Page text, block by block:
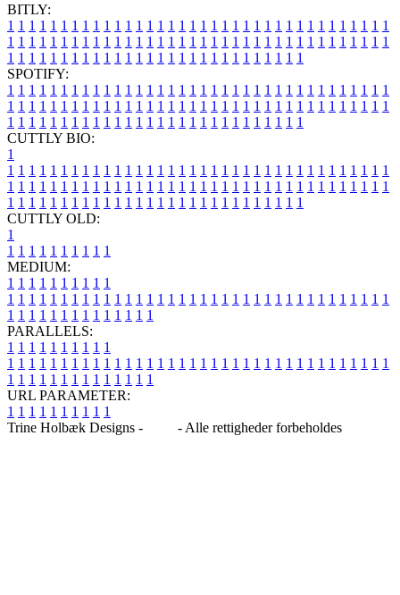
BITLY:
1 1 1 1 1 1 1 1 1 1 1 1 1 1 1 1 1 1 1 1 1 1 1 1 1 1 1 1 1 1 1 1 1 1 1 1
1 1 1 1 1 1 1 1 1 1 1 1 1 1 1 1 1 1 1 1 1 1 1 1 1 1 1 1 1 1 1 1 1 1 1 1
1 1 1 1 1 1 1 1 1 1 1 1 1 1 1 1 1 1 1 1 1 1 1 1 1 1 1 1
SPOTIFY:
1 1 1 1 1 1 1 1 1 1 1 1 1 1 1 1 1 1 1 1 1 1 1 1 1 1 1 1 1 1 1 1 1 1 1 1
1 1 1 1 1 1 1 1 1 1 1 1 1 1 1 1 1 1 1 1 1 1 1 1 1 1 1 1 1 1 1 1 1 1 1 1
1 1 1 1 1 1 1 1 1 1 1 1 1 1 1 1 1 1 1 1 1 1 1 1 1 1 1 1
CUTTLY BIO:
1
1 1 1 1 1 1 1 1 1 1 1 1 1 1 1 1 1 1 1 1 1 1 1 1 1 1 1 1 1 1 1 1 1 1 1 1
1 1 1 1 1 1 1 1 1 1 1 1 1 1 1 1 1 1 1 1 1 1 1 1 1 1 1 1 1 1 1 1 1 1 1 1
1 1 1 1 1 1 1 1 1 1 1 1 1 1 1 1 1 1 1 1 1 1 1 1 1 1 1 1
CUTTLY OLD:
1
1 1 1 1 1 1 1 1 1 1
MEDIUM:
1 1 1 1 1 1 1 1 1 1
1 1 1 1 1 1 1 1 1 1 1 1 1 1 1 1 1 1 1 1 1 1 1 1 1 1 1 1 1 1 1 1 1 1 1 1
1 1 1 1 1 1 1 1 1 1 1 1 1 1
PARALLELS:
1 1 1 1 1 1 1 1 1 1
1 1 1 1 1 1 1 1 1 1 1 1 1 1 1 1 1 1 1 1 1 1 1 1 1 1 1 1 1 1 1 1 1 1 1 1
1 1 1 1 1 1 1 1 1 1 1 1 1 1
URL PARAMETER:
1 1 1 1 1 1 1 1 1 1
Trine Holbæk Designs -
- Alle rettigheder forbeholdes